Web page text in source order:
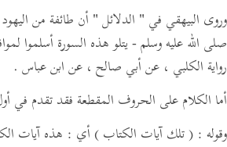
وروى البيهقي في " الدلائل " أن طائفة من
صلى الله عليه وسلم - يتلو هذه السورة أسلموا
رواية الكلبي ، عن أبي صالح ، عن ابن عباس .
أما الكلام على الحروف المقطعة فقد تقدم في
وقوله : ( تلك آيات الكتاب ) أي : هذه آيات